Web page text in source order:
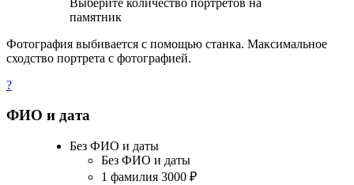
памятник
Фотография выбивается с помощью станка. Максимальное
сходство портрета с фотографией.
?
ФИО и дата
Без ФИО и даты
Без ФИО и даты
1 фамилия 3000 ₽